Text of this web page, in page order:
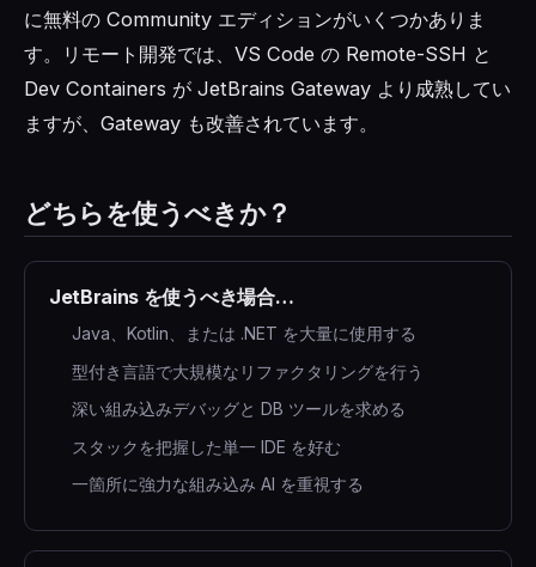
に無料の Community エディションがいくつかありま
す。リモート開発では、VS Code の Remote-SSH と
Dev Containers が JetBrains Gateway より成熟してい
ますが、Gateway も改善されています。
どちらを使うべきか？
JetBrains を使うべき場合…
Java、Kotlin、または .NET を大量に使用する
型付き言語で大規模なリファクタリングを行う
深い組み込みデバッグと DB ツールを求める
スタックを把握した単一 IDE を好む
一箇所に強力な組み込み AI を重視する